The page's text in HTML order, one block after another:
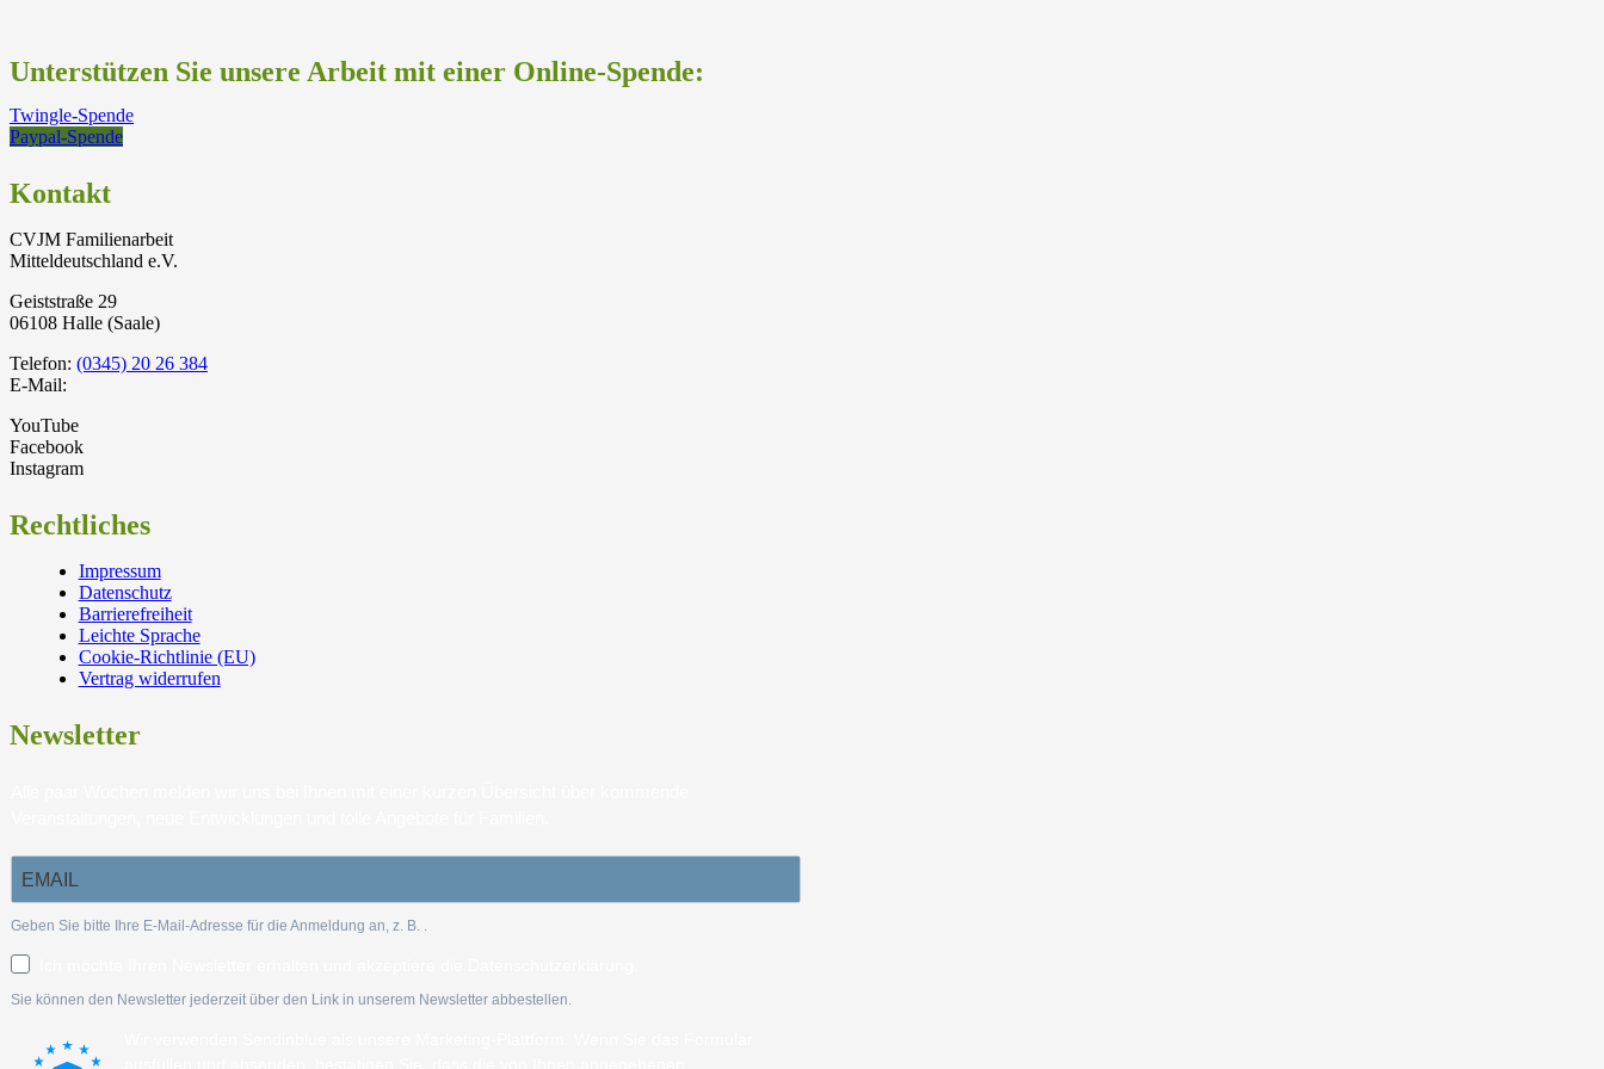
Unterstützen Sie unsere Arbeit mit einer Online-Spende:
Twingle-Spende
Paypal-Spende
Kontakt
CVJM Familienarbeit
Mitteldeutschland e.V.
Geiststraße 29
06108 Halle (Saale)
Telefon: (0345) 20 26 384
E-Mail:
YouTube
Facebook
Instagram
Rechtliches
Impressum
Datenschutz
Barrierefreiheit
Leichte Sprache
Cookie-Richtlinie (EU)
Vertrag widerrufen
Newsletter
Geben Sie bitte Ihre E-Mail-Adresse für die Anmeldung an, z. B. .
Sie können den Newsletter jederzeit über den Link in unserem Newsletter abbestellen.